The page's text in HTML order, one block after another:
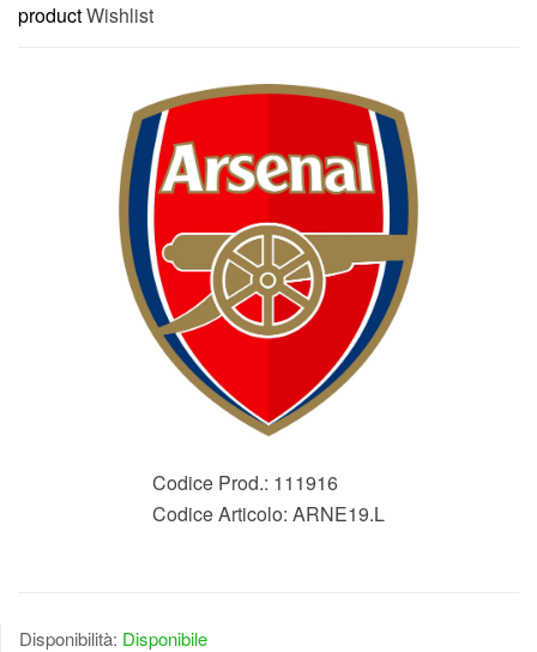
productWishlist
Codice Prod.: 111916
Codice Articolo: ARNE19.L
Disponibilità: Disponibile